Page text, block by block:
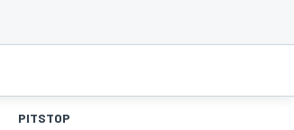
PITSTOP